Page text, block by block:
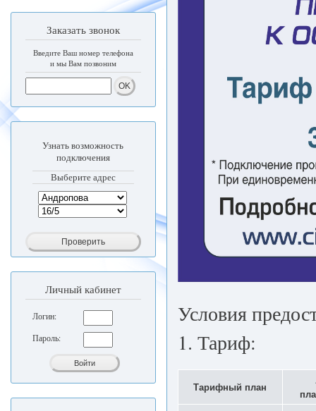
Заказать звонок
Введите Ваш номер телефона
и мы Вам позвоним
Узнать возможность
подключения
Выберите адрес
Личный кабинет
Логин:
Пароль:
Условия
1. Тариф:
Тарифный план